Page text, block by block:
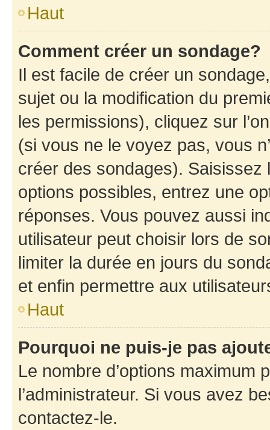
Haut
Comment créer un sondage?
Il est facile de créer un
sujet ou la modification du
les permissions), cliquez sur
(si vous ne le voyez pas, vous
créer des sondages).
options possibles, entrez une
réponses. Vous pouvez aussi
utilisateur peut choisir lors de
limiter la durée en jours du
et enfin permettre aux
Haut
Pourquoi ne puis-je pas
Le nombre d’options maximum
l’administrateur. Si vous avez
contactez-le.